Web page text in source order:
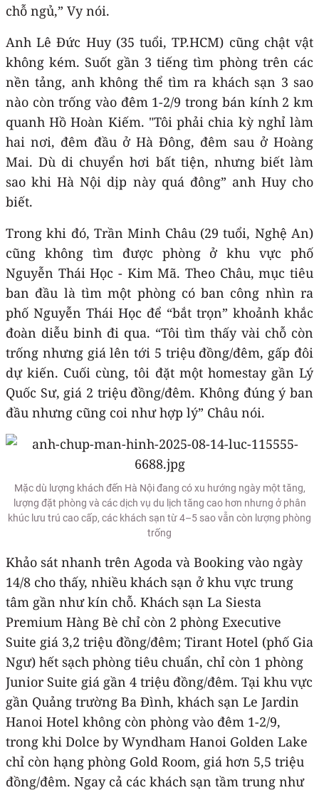
chỗ ngủ,” Vy nói.
Anh Lê Đức Huy (35 tuổi, TP.HCM) cũng chật vật
không kém. Suốt gần 3 tiếng tìm phòng trên các
nền tảng, anh không thể tìm ra khách sạn 3 sao
nào còn trống vào đêm 1-2/9 trong bán kính 2 km
quanh Hồ Hoàn Kiếm. "Tôi phải chia kỳ nghỉ làm
hai nơi, đêm đầu ở Hà Đông, đêm sau ở Hoàng
Mai. Dù di chuyển hơi bất tiện, nhưng biết làm
sao khi Hà Nội dịp này quá đông” anh Huy cho
biết.
Trong khi đó, Trần Minh Châu (29 tuổi, Nghệ An)
cũng không tìm được phòng ở khu vực phố
Nguyễn Thái Học - Kim Mã. Theo Châu, mục tiêu
ban đầu là tìm một phòng có ban công nhìn ra
phố Nguyễn Thái Học để “bắt trọn” khoảnh khắc
đoàn diễu binh đi qua. “Tôi tìm thấy vài chỗ còn
trống nhưng giá lên tới 5 triệu đồng/đêm, gấp đôi
dự kiến. Cuối cùng, tôi đặt một homestay gần Lý
Quốc Sư, giá 2 triệu đồng/đêm. Không đúng ý ban
đầu nhưng cũng coi như hợp lý” Châu nói.
Mặc dù lượng khách đến Hà Nội đang có xu hướng ngày một tăng,
lượng đặt phòng và các dịch vụ du lịch tăng cao hơn nhưng ở phân
khúc lưu trú cao cấp, các khách sạn từ 4–5 sao vẫn còn lượng phòng
trống
Khảo sát nhanh trên Agoda và Booking vào ngày
14/8 cho thấy, nhiều khách sạn ở khu vực trung
tâm gần như kín chỗ. Khách sạn La Siesta
Premium Hàng Bè chỉ còn 2 phòng Executive
Suite giá 3,2 triệu đồng/đêm; Tirant Hotel (phố Gia
Ngư) hết sạch phòng tiêu chuẩn, chỉ còn 1 phòng
Junior Suite giá gần 4 triệu đồng/đêm. Tại khu vực
gần Quảng trường Ba Đình, khách sạn Le Jardin
Hanoi Hotel không còn phòng vào đêm 1-2/9,
trong khi Dolce by Wyndham Hanoi Golden Lake
chỉ còn hạng phòng Gold Room, giá hơn 5,5 triệu
đồng/đêm. Ngay cả các khách sạn tầm trung như